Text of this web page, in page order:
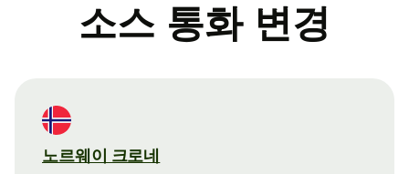
소스 통화 변경
노르웨이 크로네